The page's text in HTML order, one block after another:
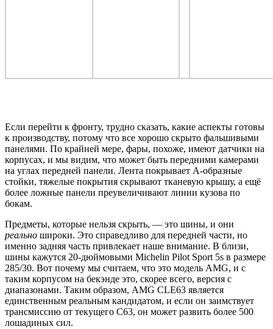
Если перейти к фронту, трудно сказать, какие аспекты готовы
к производству, потому что все хорошо скрыто фальшивыми
панелями. По крайней мере, фары, похоже, имеют датчики на
корпусах, и мы видим, что может быть передними камерами
на углах передней панели. Лента покрывает А-образные
стойки, тяжелые покрытия скрывают тканевую крышу, а ещё
более ложные панели преувеличивают линии кузова по
бокам.
Предметы, которые нельзя скрыть, — это шины, и они
реально широки. Это справедливо для передней части, но
именно задняя часть привлекает наше внимание. В близи,
шины кажутся 20-дюймовыми Michelin Pilot Sport 5s в размере
285/30. Вот почему мы считаем, что это модель AMG, и с
таким корпусом на бекэнде это, скорее всего, версия с
диапазонами. Таким образом, AMG CLE63 является
единственным реальным кандидатом, и если он заимствует
трансмиссию от текущего C63, он может развить более 500
лошадиных сил.